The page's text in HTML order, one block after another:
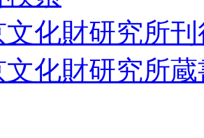
文化財研究所
文化財研究所